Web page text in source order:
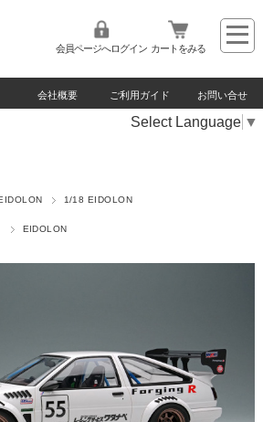
会員ページへログイン カートをみる
会社概要 ご利用ガイド お問い合せ
Select Language ▼
1/18 EIDOLON
EIDOLON